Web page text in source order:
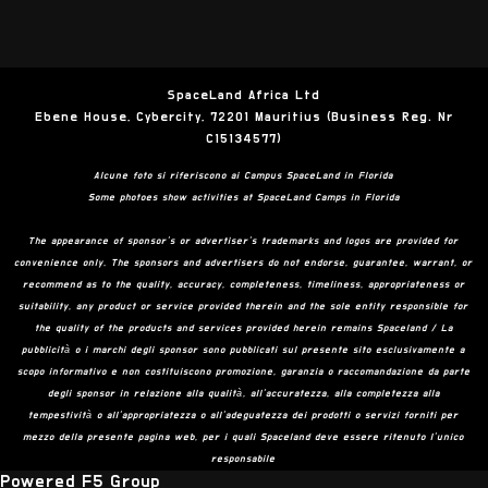
SpaceLand Africa Ltd
Ebene House, Cybercity, 72201 Mauritius (Business Reg. Nr
C15134577)
Alcune foto si riferiscono ai Campus SpaceLand in Florida
Some photoes show activities at SpaceLand Camps in Florida
The appearance of sponsor’s or advertiser’s trademarks and logos are provided for
convenience only. The sponsors and advertisers do not endorse, guarantee, warrant, or
recommend as to the quality, accuracy, completeness, timeliness, appropriateness or
suitability, any product or service provided therein and the sole entity responsible for
the quality of the products and services provided herein remains Spaceland / La
pubblicità o i marchi degli sponsor sono pubblicati sul presente sito esclusivamente a
scopo informativo e non costituiscono promozione, garanzia o raccomandazione da parte
degli sponsor in relazione alla qualità, all’accuratezza, alla completezza alla
tempestività o all’appropriatezza o all’adeguatezza dei prodotti o servizi forniti per
mezzo della presente pagina web, per i quali Spaceland deve essere ritenuto l’unico
responsabile
Powered F5 Group